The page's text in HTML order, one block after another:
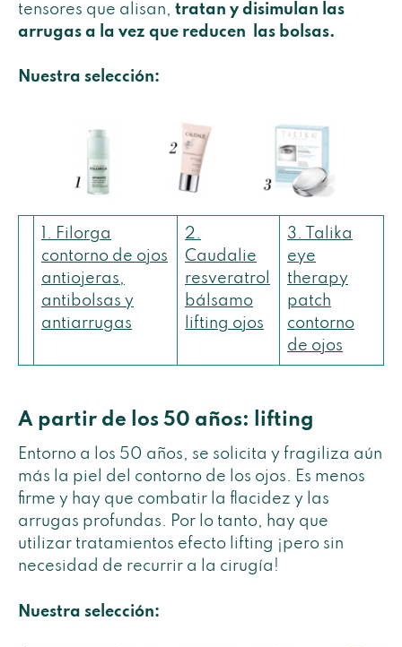
tensores que alisan, tratan y disimulan las
arrugas a la vez que reducen las bolsas.
Nuestra selección:
1. Filorga
contorno de ojos
antiojeras,
antibolsas y
antiarrugas
2.
Caudalie
resveratrol
bálsamo
lifting ojos
3. Talika
eye
therapy
patch
contorno
de ojos
A partir de los 50 años: lifting
Entorno a los 50 años, se solicita y fragiliza aún
más la piel del contorno de los ojos. Es menos
firme y hay que combatir la flacidez y las
arrugas profundas. Por lo tanto, hay que
utilizar tratamientos efecto lifting ¡pero sin
necesidad de recurrir a la cirugía!
Nuestra selección: